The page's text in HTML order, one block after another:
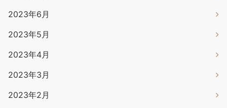
2023年6月
2023年5月
2023年4月
2023年3月
2023年2月